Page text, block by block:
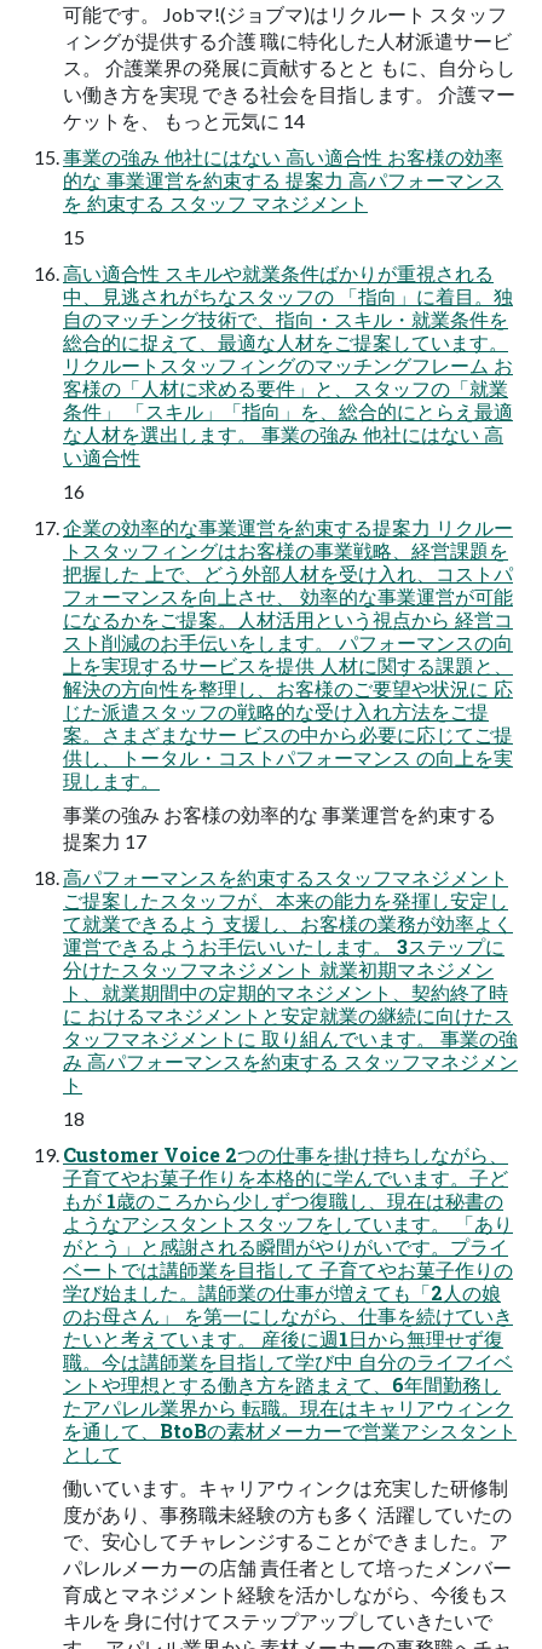
可能です。 Jobマ!(ジョブマ)はリクルート スタッフ
ィングが提供する介護 職に特化した人材派遣サービ
ス。 介護業界の発展に貢献するとと もに、自分らし
い働き方を実現 できる社会を目指します。 介護マー
ケットを、 もっと元気に 14
事業の強み 他社にはない 高い適合性 お客様の効率
的な 事業運営を約束する 提案力 高パフォーマンス
を 約束する スタッフ マネジメント
15
高い適合性 スキルや就業条件ばかりが重視される
中、見逃されがちなスタッフの 「指向」に着目。独
自のマッチング技術で、指向・スキル・就業条件を
総合的に捉えて、最適な人材をご提案しています。
リクルートスタッフィングのマッチングフレーム お
客様の「人材に求める要件」と、スタッフの「就業
条件」 「スキル」「指向」を、総合的にとらえ最適
な人材を選出します。 事業の強み 他社にはない 高
い適合性
16
企業の効率的な事業運営を約束する提案力 リクルー
トスタッフィングはお客様の事業戦略、経営課題を
把握した 上で、どう外部人材を受け入れ、コストパ
フォーマンスを向上させ、 効率的な事業運営が可能
になるかをご提案。人材活用という視点から 経営コ
スト削減のお手伝いをします。 パフォーマンスの向
上を実現するサービスを提供 人材に関する課題と、
解決の方向性を整理し、お客様のご要望や状況に 応
じた派遣スタッフの戦略的な受け入れ方法をご提
案。さまざまなサー ビスの中から必要に応じてご提
供し、トータル・コストパフォーマンス の向上を実
現します。
事業の強み お客様の効率的な 事業運営を約束する
提案力 17
高パフォーマンスを約束するスタッフマネジメント
ご提案したスタッフが、本来の能力を発揮し安定し
て就業できるよう 支援し、お客様の業務が効率よく
運営できるようお手伝いいたします。 3ステップに
分けたスタッフマネジメント 就業初期マネジメン
ト、就業期間中の定期的マネジメント、契約終了時
に おけるマネジメントと安定就業の継続に向けたス
タッフマネジメントに 取り組んでいます。 事業の強
み 高パフォーマンスを約束する スタッフマネジメン
ト
18
Customer Voice 2つの仕事を掛け持ちしながら、
子育てやお菓子作りを本格的に学んでいます。子ど
もが 1歳のころから少しずつ復職し、現在は秘書の
ようなアシスタントスタッフをしています。 「あり
がとう」と感謝される瞬間がやりがいです。プライ
ベートでは講師業を目指して 子育てやお菓子作りの
学び始ました。講師業の仕事が増えても「2人の娘
のお母さん」 を第一にしながら、仕事を続けていき
たいと考えています。 産後に週1日から無理せず復
職。今は講師業を目指して学び中 自分のライフイベ
ントや理想とする働き方を踏まえて、6年間勤務し
たアパレル業界から 転職。現在はキャリアウィンク
を通して、BtoBの素材メーカーで営業アシスタント
として
働いています。キャリアウィンクは充実した研修制
度があり、事務職未経験の方も多く 活躍していたの
で、安心してチャレンジすることができました。ア
パレルメーカーの店舗 責任者として培ったメンバー
育成とマネジメント経験を活かしながら、今後もス
キルを 身に付けてステップアップしていきたいで